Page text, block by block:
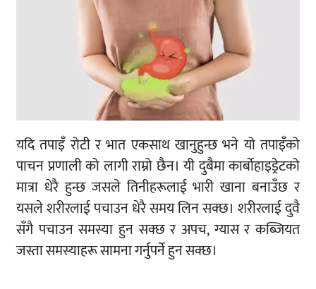
यदि तपाइँ रोटी र भात एकसाथ खानुहुन्छ भने यो तपाइँको
पाचन प्रणाली को लागी राम्रो छैन। यी दुबैमा कार्बोहाइड्रेटको
मात्रा धेरै हुन्छ जसले तिनीहरूलाई भारी खाना बनाउँछ र
यसले शरीरलाई पचाउन धेरै समय लिन सक्छ। शरीरलाई दुवै
सँगै पचाउन समस्या हुन सक्छ र अपच, ग्यास र कब्जियत
जस्ता समस्याहरू सामना गर्नुपर्ने हुन सक्छ।